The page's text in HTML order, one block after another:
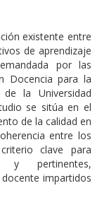
existente entre
de aprendizaje
por las
Docencia para la
la Universidad
se sitúa en el
de la calidad en
entre los
clave para
y pertinentes,
impartidos